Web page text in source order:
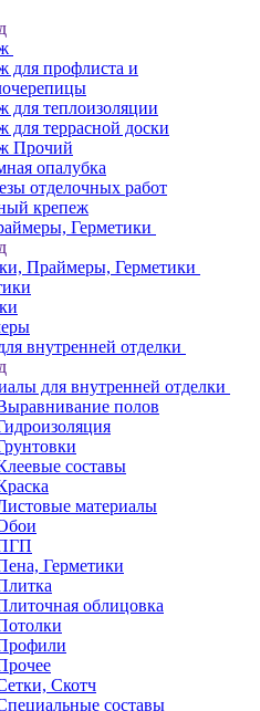
для профлиста и
для теплоизоляции
для террасной доски
Прочий
опалубка
отделочных работ
крепеж
Герметики
Праймеры, Герметики
внутренней отделки
для внутренней отделки
полов
составы
материалы
Герметики
облицовка
Скотч
составы